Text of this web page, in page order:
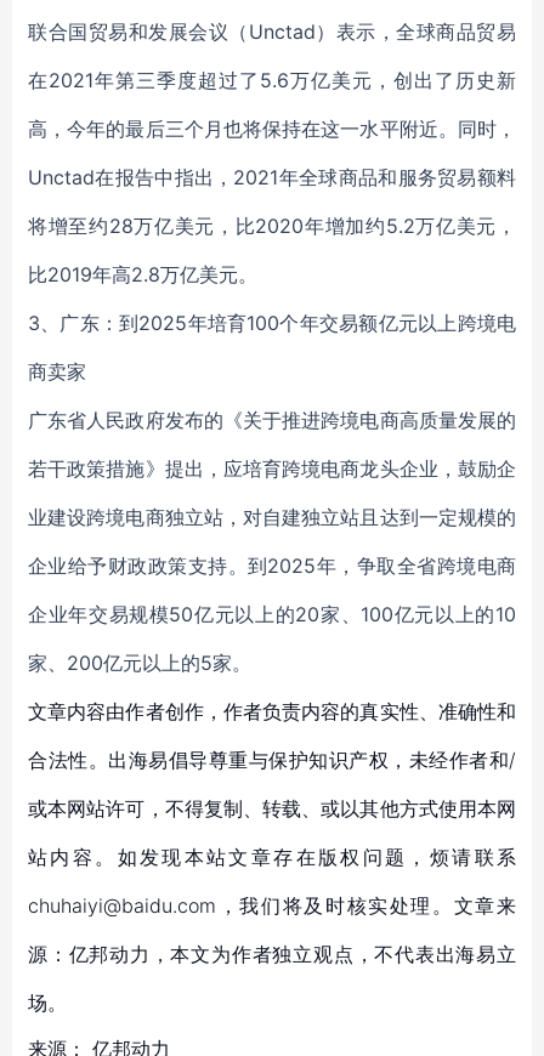
联合国贸易和发展会议（Unctad）表示，全球商品贸易
在2021年第三季度超过了5.6万亿美元，创出了历史新
高，今年的最后三个月也将保持在这一水平附近。同时，
Unctad在报告中指出，2021年全球商品和服务贸易额料
将增至约28万亿美元，比2020年增加约5.2万亿美元，
比2019年高2.8万亿美元。
3、广东：到2025年培育100个年交易额亿元以上跨境电
商卖家
广东省人民政府发布的《关于推进跨境电商高质量发展的
若干政策措施》提出，应培育跨境电商龙头企业，鼓励企
业建设跨境电商独立站，对自建独立站且达到一定规模的
企业给予财政政策支持。到2025年，争取全省跨境电商
企业年交易规模50亿元以上的20家、100亿元以上的10
家、200亿元以上的5家。
文章内容由作者创作，作者负责内容的真实性、准确性和
合法性。出海易倡导尊重与保护知识产权，未经作者和/
或本网站许可，不得复制、转载、或以其他方式使用本网
站内容。如发现本站文章存在版权问题，烦请联系
chuhaiyi@baidu.com，我们将及时核实处理。文章来
源：亿邦动力，本文为作者独立观点，不代表出海易立
场。
来源： 亿邦动力